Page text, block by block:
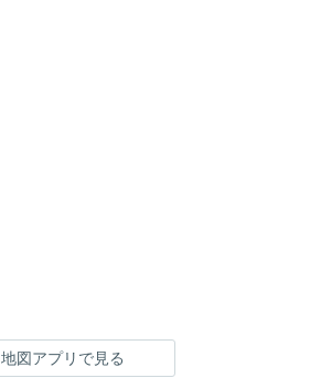
地図アプリで見る